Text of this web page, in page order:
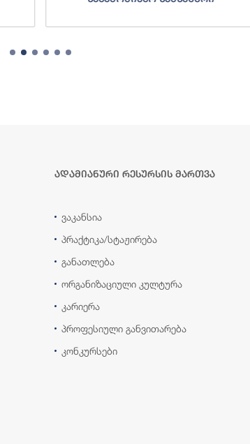
ადამიანური რესურსის მართვა
ვაკანსია
პრაქტიკა/სტაჟირება
განათლება
ორგანიზაციული კულტურა
კარიერა
პროფესიული განვითარება
კონკურსები